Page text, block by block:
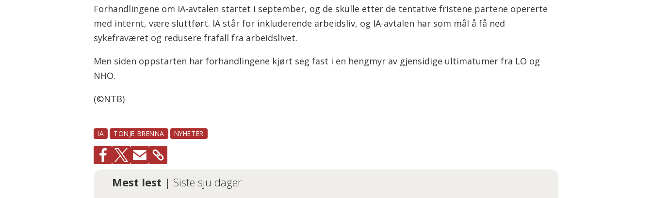
Forhandlingene om IA-avtalen startet i september, og de skulle etter de tentative fristene partene opererte
med internt, være sluttført. IA står for inkluderende arbeidsliv, og IA-avtalen har som mål å få ned
sykefraværet og redusere frafall fra arbeidslivet.
Men siden oppstarten har forhandlingene kjørt seg fast i en hengmyr av gjensidige ultimatumer fra LO og
NHO.
(©NTB)
IA TONJE BRENNA NYHETER
Mest lest | Siste sju dager